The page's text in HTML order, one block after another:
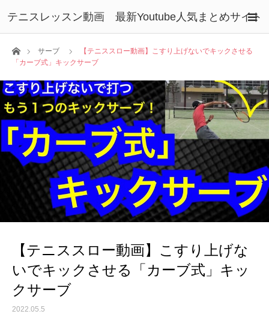
テニスレッスン動画 最新Youtube人気まとめサイト
ホームサーブ
【テニススロー動画】こすり上げないでキックさせる
「カーブ式」キックサーブ
【テニススロー動画】こすり上げな
いでキックさせる「カーブ式」キッ
クサーブ
2022.05.5